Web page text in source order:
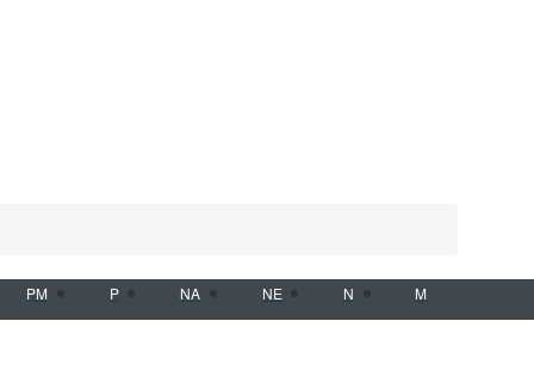
PM P NA NE N M